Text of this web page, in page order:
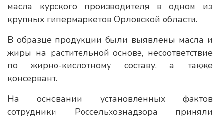
масла курского производителя в одном из
крупных гипермаркетов Орловской области.
В образце продукции были выявлены масла и
жиры на растительной основе, несоответствие
по жирно-кислотному составу, а также
консервант.
На основании установленных фактов
сотрудники Россельхознадзора приняли